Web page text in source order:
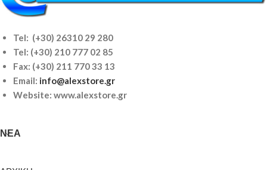
Tel: (+30) 26310 29 280
Tel: (+30) 210 777 02 85
Fax: (+30) 211 770 33 13
Email: info@alexstore.gr
Website: www.alexstore.gr
ΝΈΑ